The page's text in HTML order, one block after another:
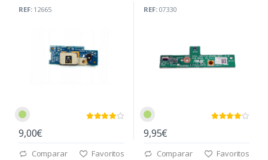
REF:12665
9,00€
Comparar Favoritos
REF:07330
9,95€
Comparar Favoritos